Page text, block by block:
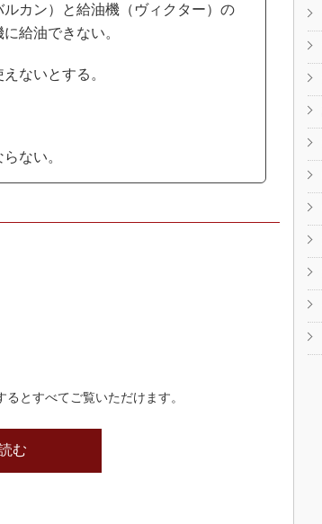
カン）と給油機（ヴィクター）の
給油できない。
ないとする。
ない。
とすべてご覧いただけます。
む